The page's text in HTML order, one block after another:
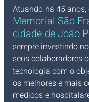
Atuando há 45 anos,
Memorial São
cidade de João
sempre investindo
seus colaboradores
tecnologia com o
os melhores e mais
médicos e